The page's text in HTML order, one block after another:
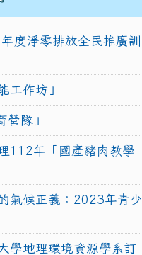
度淨零排放全民推廣訓
工作坊」
營隊」
112年「國產豬肉教學
氣候正義：2023年青少
學地理環境資源學系訂